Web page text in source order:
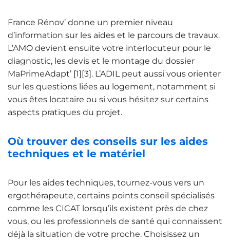
France Rénov’ donne un premier niveau
d’information sur les aides et le parcours de travaux.
L’AMO devient ensuite votre interlocuteur pour le
diagnostic, les devis et le montage du dossier
MaPrimeAdapt’ [1][3]. L’ADIL peut aussi vous orienter
sur les questions liées au logement, notamment si
vous êtes locataire ou si vous hésitez sur certains
aspects pratiques du projet.
Où trouver des conseils sur les aides
techniques et le matériel
Pour les aides techniques, tournez-vous vers un
ergothérapeute, certains points conseil spécialisés
comme les CICAT lorsqu’ils existent près de chez
vous, ou les professionnels de santé qui connaissent
déjà la situation de votre proche. Choisissez un